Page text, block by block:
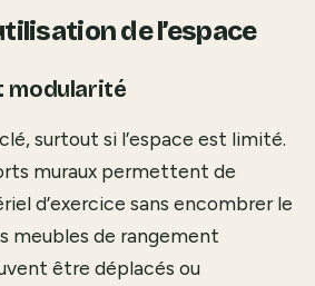
de l’espace
modularité
surtout si l’espace est limité.
muraux permettent de
d’exercice sans encombrer le
meubles de rangement
être déplacés ou